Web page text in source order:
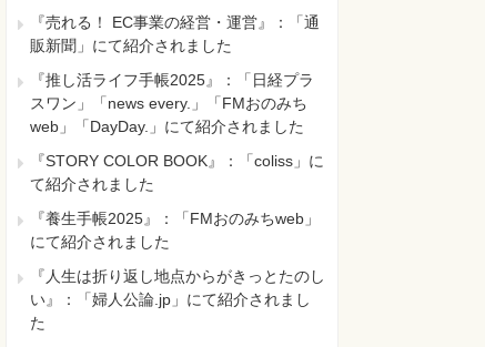
『売れる！ EC事業の経営・運営』：「通
販新聞」にて紹介されました
『推し活ライフ手帳2025』：「日経プラ
スワン」「news every.」「FMおのみち
web」「DayDay.」にて紹介されました
『STORY COLOR BOOK』：「coliss」に
て紹介されました
『養生手帳2025』：「FMおのみちweb」
にて紹介されました
『人生は折り返し地点からがきっとたのし
い』：「婦人公論.jp」にて紹介されまし
た